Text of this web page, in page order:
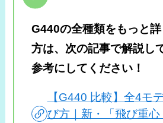
G440の全種類をもっと
方は、次の記事で解説し
参考にしてください！
【G440 比較】全4モ
び方｜新・「飛び重